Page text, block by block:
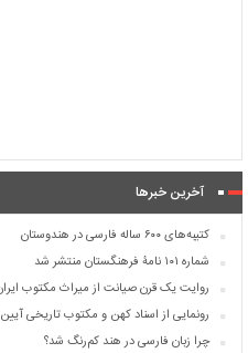
آخرین خبرها
کتیبه‌های ۶۰۰ ساله فارسی در هندوستان
شماره ۱۰۱ نامۀ فرهنگستان منتشر شد
روایت یک قرن صیانت از میراث مکتوب
رونمایی از اسناد کهن و مکتوب تاریخی
چرا زبان فارسی در هند کم‌رنگ شد؟